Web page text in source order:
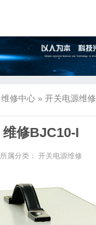
维修中心 » 开关电源维修
维修BJC10-I
所属分类： 开关电源维修